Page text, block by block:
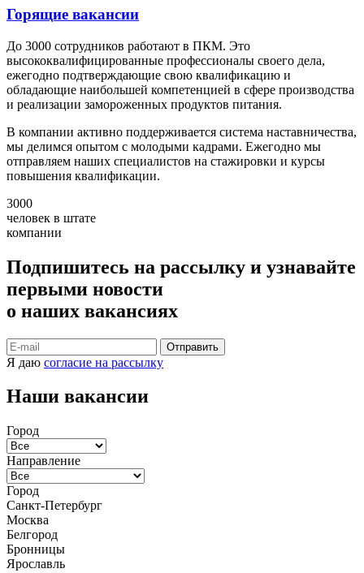
Горящие вакансии
До 3000 сотрудников работают в ПКМ. Это
высококвалифицированные профессионалы своего дела,
ежегодно подтверждающие свою квалификацию и
обладающие наибольшей компетенцией в сфере производства
и реализации замороженных продуктов питания.
В компании активно поддерживается система наставничества,
мы делимся опытом с молодыми кадрами. Ежегодно мы
отправляем наших специалистов на стажировки и курсы
повышения квалификации.
3000
человек в штате
компании
Подпишитесь на рассылку и узнавайте
первыми новости
о наших вакансиях
Отправить
Я даю согласие на рассылку
Наши вакансии
Город
Направление
Город
Санкт-Петербург
Москва
Белгород
Бронницы
Ярославль